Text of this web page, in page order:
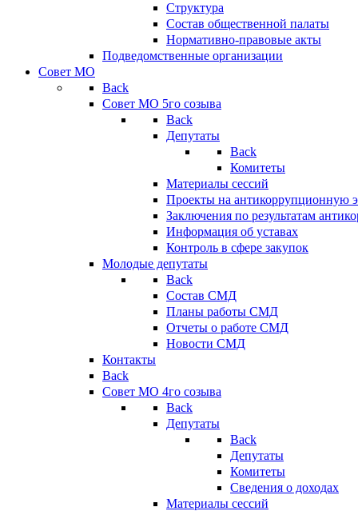
Структура
Состав общественной палаты
Нормативно-правовые акты
Подведомственные организации
Совет МО
Back
Совет МО 5го созыва
Back
Депутаты
Back
Комитеты
Материалы сессий
Проекты на антикоррупционную
Заключения по результатам
Информация об уставах
Контроль в сфере закупок
Молодые депутаты
Back
Состав СМД
Планы работы СМД
Отчеты о работе СМД
Новости СМД
Контакты
Back
Совет МО 4го созыва
Back
Депутаты
Back
Депутаты
Комитеты
Сведения о доходах
Материалы сессий